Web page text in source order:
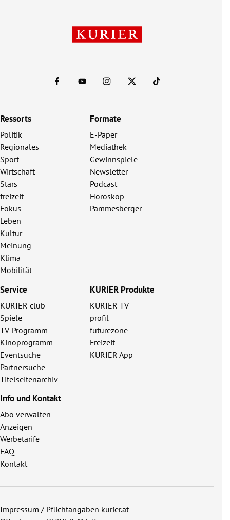
Ressorts
Politik
Regionales
Sport
Wirtschaft
Stars
freizeit
Fokus
Leben
Kultur
Meinung
Klima
Mobilität
Formate
E-Paper
Mediathek
Gewinnspiele
Newsletter
Podcast
Horoskop
Pammesberger
Service
KURIER club
Spiele
TV-Programm
Kinoprogramm
Eventsuche
Partnersuche
Titelseitenarchiv
KURIER Produkte
KURIER TV
profil
futurezone
Freizeit
KURIER App
Info und Kontakt
Abo verwalten
Anzeigen
Werbetarife
FAQ
Kontakt
Impressum / Pflichtangaben kurier.at